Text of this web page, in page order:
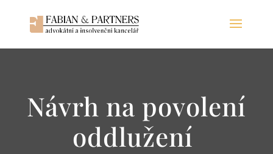
Návrh na povolení
oddlužení